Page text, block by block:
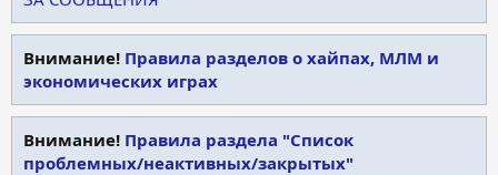
Внимание! Правила разделов о хайпах, МЛМ и
экономических играх
Внимание! Правила раздела "Список
проблемных/неактивных/закрытых"